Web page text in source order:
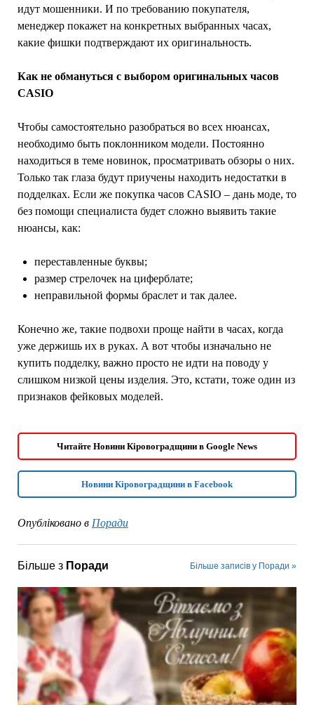
идут мошенники. И по требованию покупателя,
менеджер покажет на конкретных выбранных часах,
какие фишки подтверждают их оригинальность.
Как не обмануться с выбором оригинальных часов
CASIO
Чтобы самостоятельно разобраться во всех нюансах,
необходимо быть поклонником модели. Постоянно
находиться в теме новинок, просматривать обзоры о них.
Только так глаза будут приучены находить недостатки в
подделках. Если же покупка часов CASIO – дань моде, то
без помощи специалиста будет сложно выявить такие
нюансы, как:
переставленные буквы;
размер стрелочек на циферблате;
неправильной формы браслет и так далее.
Конечно же, такие подвохи проще найти в часах, когда
уже держишь их в руках. А вот чтобы изначально не
купить подделку, важно просто не идти на поводу у
слишком низкой цены изделия. Это, кстати, тоже один из
признаков фейковых моделей.
Читайте Новини Кіровоградщини в Google News
Новини Кіровоградщини в Facebook
Опубліковано в Поради
Більше з Поради Більше записів у Поради »